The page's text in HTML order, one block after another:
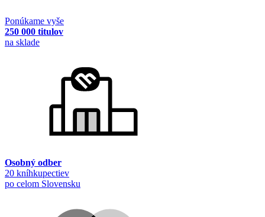
Ponúkame vyše
250 000 titulov
na sklade
Osobný odber
20 kníhkupectiev
po celom Slovensku